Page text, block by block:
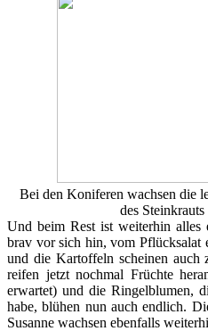
Bei den Koniferen wachsen die
des
Und beim Rest ist weiterhin alles
brav vor sich hin, vom Pflücksalat
und die Kartoffeln scheinen auch
reifen jetzt nochmal Früchte
erwartet) und die Ringelblumen,
habe, blühen nun auch endlich.
Susanne wachsen ebenfalls